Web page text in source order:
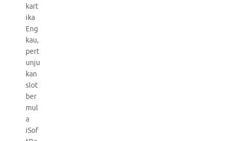
kart
ika
Eng
kau,
pert
unju
kan
slot
ber
mul
a
iSof